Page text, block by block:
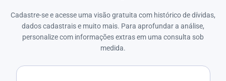
Cadastre-se e acesse uma visão gratuita com histórico de dívidas,
dados cadastrais e muito mais. Para aprofundar a análise,
personalize com informações extras em uma consulta sob
medida.